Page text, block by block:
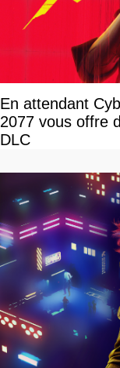
En attendant
2077 vous offre
DLC